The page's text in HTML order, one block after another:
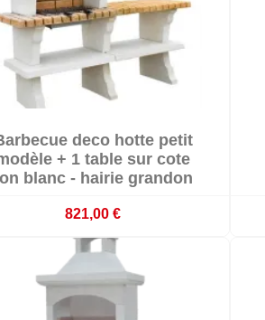
Livré sous 20 jours ouvrés
deco hotte petit
+ 1 table sur cote
blanc - hairie grandon
821,00 €